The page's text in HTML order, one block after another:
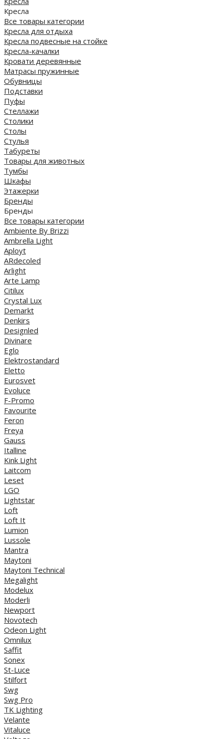
Кресла
Все товары категории
Кресла для отдыха
Кресла подвесные на стойке
Кресла-качалки
Кровати деревянные
Матрасы пружинные
Обувницы
Подставки
Пуфы
Стеллажи
Столики
Столы
Стулья
Табуреты
Товары для животных
Тумбы
Шкафы
Этажерки
Бренды
Бренды
Все товары категории
Ambiente By Brizzi
Ambrella Light
Aployt
ARdecoled
Arlight
Arte Lamp
Citilux
Crystal Lux
Demarkt
Denkirs
Designled
Divinare
Eglo
Elektrostandard
Eletto
Eurosvet
Evoluce
F-Promo
Favourite
Feron
Freya
Gauss
Italline
Kink Light
Laitcom
Leset
LGO
Lightstar
Loft
Loft It
Lumion
Lussole
Mantra
Maytoni
Maytoni Technical
Megalight
Modelux
Moderli
Newport
Novotech
Odeon Light
Omnilux
Saffit
Sonex
St-Luce
Stilfort
Swg
Swg Pro
TK Lighting
Velante
Vitaluce